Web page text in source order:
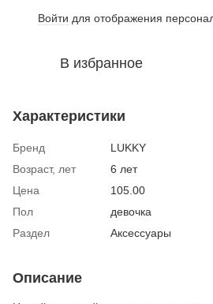
Войти для отображения
В избранное
Характеристики
Бренд
LUKKY
Возраст, лет
6 лет
Цена
105.00
Пол
девочка
Раздел
Аксессуары
Описание